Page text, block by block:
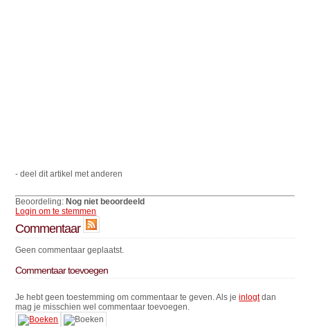
- deel dit artikel met anderen
Beoordeling:Nog niet beoordeeld
Login om te stemmen
Commentaar
Geen commentaar geplaatst.
Commentaar toevoegen
Je hebt geen toestemming om commentaar te geven. Als jeinlogtdan
mag je misschien wel commentaar toevoegen.